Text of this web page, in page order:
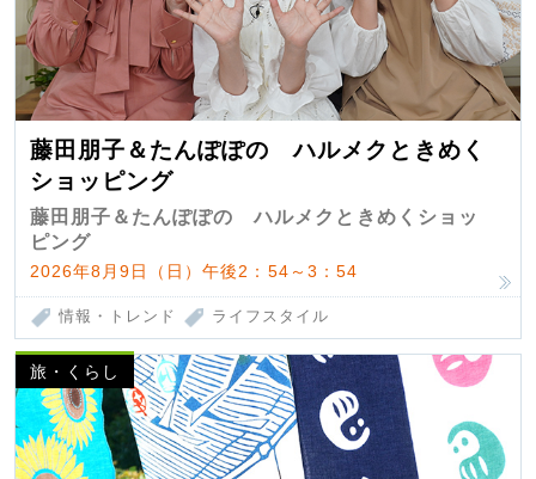
藤田朋子＆たんぽぽの ハルメクときめく
ショッピング
藤田朋子＆たんぽぽの ハルメクときめくショッ
ピング
2026年8月9日（日）午後2：54～3：54
情報・トレンド ライフスタイル
旅・くらし